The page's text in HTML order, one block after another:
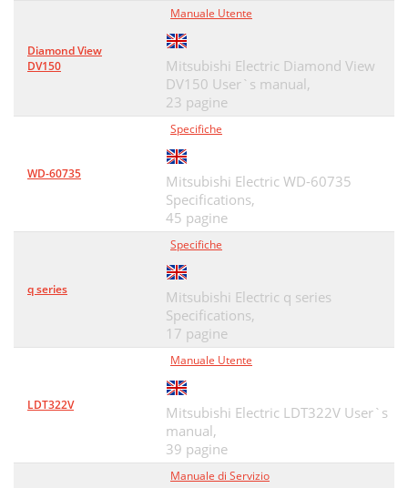
Diamond View
DV150
Manuale Utente
Mitsubishi Electric Diamond View
DV150 User`s manual,
23 pagine
WD-60735
Specifiche
Mitsubishi Electric WD-60735
Specifications,
45 pagine
q series
Specifiche
Mitsubishi Electric q series
Specifications,
17 pagine
LDT322V
Manuale Utente
Mitsubishi Electric LDT322V User`s
manual,
39 pagine
Manuale di Servizio